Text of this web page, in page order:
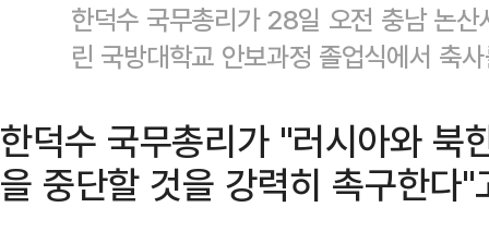
한덕수 국무총리가 28일 오전 충남 논
린 국방대학교 안보과정 졸업식에서 축
한덕수 국무총리가 "러시아와 북
을 중단할 것을 강력히 촉구한다"